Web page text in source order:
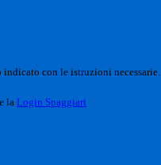
con le istruzioni necessarie.
la Login Spaggiari